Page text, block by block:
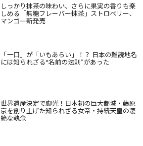
しっかり抹茶の味わい、さらに果実の香りも楽
しめる「無糖フレーバー抹茶」ストロベリー、
マンゴー新発売
「一口」が「いもあらい」！？ 日本の難読地名
には知られざる“名前の法則”があった
世界遺産決定で脚光！日本初の巨大都城・藤原
京を創り上げた知られざる女帝・持統天皇の凄
絶な執念